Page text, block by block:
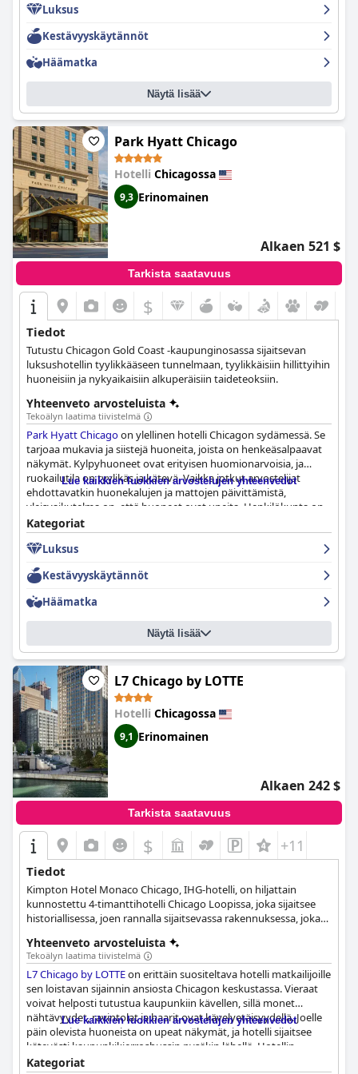
huolenaiheista huolimatta vieraat löysivät tapoja selviytyä
pysäköintitilanteesta ja nauttia vierailustaan.
Luksus
Kestävyyskäytännöt
Häämatka
Näytä lisää
Park Hyatt Chicago
Hotelli Chicagossa
9,3 Erinomainen
Alkaen 521 $
Tarkista saatavuus
$
Tiedot
Tutustu Chicagon Gold Coast -kaupunginosassa sijaitsevan
luksushotellin tyylikkääseen tunnelmaan, tyylikkäisiin hillittyihin
huoneisiin ja nykyaikaisiin alkuperäisiin taideteoksiin.
Yhteenveto arvosteluista
Tekoälyn laatima tiivistelmä
Park Hyatt Chicagoon ylellinen hotelli Chicagon sydämessä. Se
tarjoaa mukavia ja siistejä huoneita, joista on henkeäsalpaavat
näkymät. Kylpyhuoneet ovat erityisen huomionarvoisia, ja
ruokailutila on tyylikäs ja kätevä. Vaikka jotkut arvostelijat
ehdottavatkin huonekalujen ja mattojen päivittämistä,
yleisvaikutelma on, että huoneet ovat upeita. Henkilökunta on
kohteliasta, avuliasta ja huomaavaista, ja he tekevät parhaansa
tarjotakseen moitteettoman kokemuksen. Asiakkaat
huomauttivat, että henkilökunta oli tarkkaavaista, ystävällistä ja
jopa tervehti palanneita vieraita nimeltä. Myös ravintolan
palvelua kehuttiin joustavaksi ja miellyttäväksi. Hotellin
erinomaisen sijainnin ansiosta kaikki tarvittava on vain
muutaman askeleen päässä.
Lue kaikkien luokkien arvostelujen yhteenvedot
Kategoriat
Luksus
Kestävyyskäytännöt
Häämatka
Näytä lisää
L7 Chicago by LOTTE
Hotelli Chicagossa
9,1 Erinomainen
Alkaen 242 $
Tarkista saatavuus
$ +11
Tiedot
Kimpton Hotel Monaco Chicago, IHG-hotelli, on hiljattain
kunnostettu 4-timanttihotelli Chicago Loopissa, joka sijaitsee
historiallisessa, joen rannalla sijaitsevassa rakennuksessa, joka
Fisk & Co:n, pääkonttori. Hotellissa on hattutehtaan
menneisyydestä inspiroituneita ainutlaatuisia yksityiskohtia,
kuten messinkiset hattukoukut ja vintage-tyyliset
hattulaatikkotiskit vierashuoneissa ja sviiteissä, ja se tarjoaa
henkilökohtaista vieraanvaraisuutta omistautuneen
henkilökuntansa avulla. Paikan päällä sijaitseva ravintola Fisk &
Co tarjoaa belgialaisen bistroelämyksen, jossa on tarjolla
erikoisuuksia, kuten simpukoita ja ranskalaisia, vaihtuva
valikoima ostereita ja heidän ainutlaatuinen liharuokavalionsa,
Yhteenveto arvosteluista
Tekoälyn laatima tiivistelmä
L7 Chicago by LOTTEon erittäin suositeltava hotelli matkailijoille
sen loistavan sijainnin ansiosta Chicagon keskustassa. Vieraat
voivat helposti tutustua kaupunkiin kävellen, sillä monet
nähtävyydet, ravintolat ja baarit ovat kävelyetäisyydellä. Joelle
päin olevista huoneista on upeat näkymät, ja hotelli sijaitsee
kätevästi kaupunkikierrosbussin pysäkin lähellä. Hotellin
sisustusta kehutaan myös sen tyylikkäästä ja modernista
Lue kaikkien luokkien arvostelujen yhteenvedot
Kategoriat